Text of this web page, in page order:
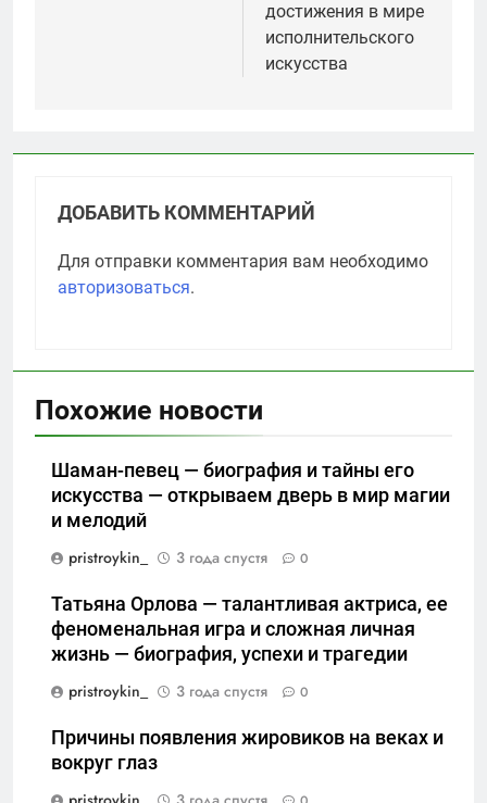
достижения в мире
исполнительского
искусства
ДОБАВИТЬ КОММЕНТАРИЙ
Для отправки комментария вам необходимо
авторизоваться.
Похожие новости
Шаман-певец — биография и тайны его
искусства — открываем дверь в мир магии
и мелодий
pristroykin_
3 года спустя 0
Татьяна Орлова — талантливая актриса, ее
феноменальная игра и сложная личная
жизнь — биография, успехи и трагедии
pristroykin_
3 года спустя 0
Причины появления жировиков на веках и
вокруг глаз